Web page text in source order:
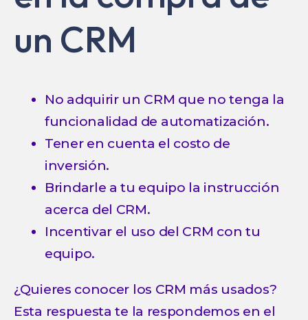
un CRM
No adquirir un CRM que no tenga la
funcionalidad de automatización.
Tener en cuenta el costo de
inversión.
Brindarle a tu equipo la instrucción
acerca del CRM.
Incentivar el uso del CRM con tu
equipo.
¿Quieres conocer los CRM más usados?
Esta respuesta te la respondemos en el